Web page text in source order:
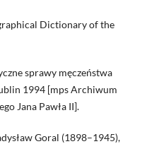
Dictionary of the
sprawy męczeństwa
1994 [mps Archiwum
Jana Pawła II].
Goral (1898–1945),